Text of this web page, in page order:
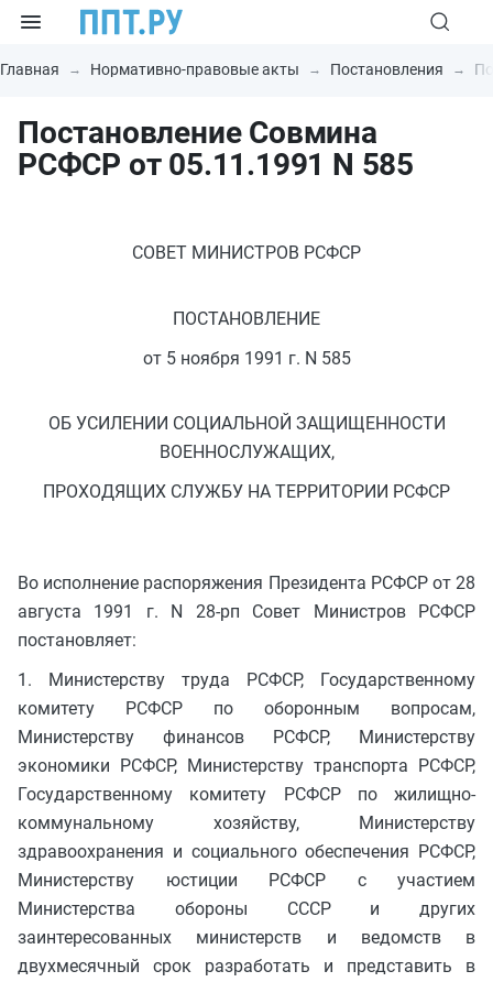
Главная Нормативно-правовые акты Постановления
Постановление Совмина
РСФСР от 05.11.1991 N 585
СОВЕТ МИНИСТРОВ РСФСР
ПОСТАНОВЛЕНИЕ
от 5 ноября 1991 г. N 585
ОБ УСИЛЕНИИ СОЦИАЛЬНОЙ ЗАЩИЩЕННОСТИ
ВОЕННОСЛУЖАЩИХ,
ПРОХОДЯЩИХ СЛУЖБУ НА ТЕРРИТОРИИ РСФСР
Во исполнение распоряжения Президента РСФСР от 28
августа 1991 г. N 28-рп Совет Министров РСФСР
постановляет:
1. Министерству труда РСФСР, Государственному
комитету РСФСР по оборонным вопросам,
Министерству финансов РСФСР, Министерству
экономики РСФСР, Министерству транспорта РСФСР,
Государственному комитету РСФСР по жилищно-
коммунальному хозяйству, Министерству
здравоохранения и социального обеспечения РСФСР,
Министерству юстиции РСФСР с участием
Министерства обороны СССР и других
заинтересованных министерств и ведомств в
двухмесячный срок разработать и представить в